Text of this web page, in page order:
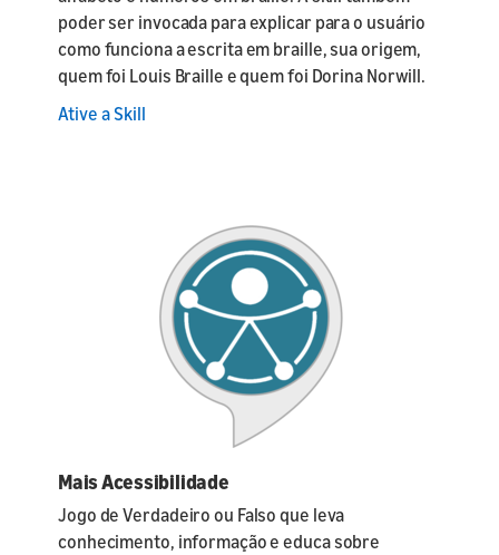
poder ser invocada para explicar para o usuário
como funciona a escrita em braille, sua origem,
quem foi Louis Braille e quem foi Dorina Norwill.
Ative a Skill
Mais Acessibilidade
Jogo de Verdadeiro ou Falso que leva
conhecimento, informação e educa sobre